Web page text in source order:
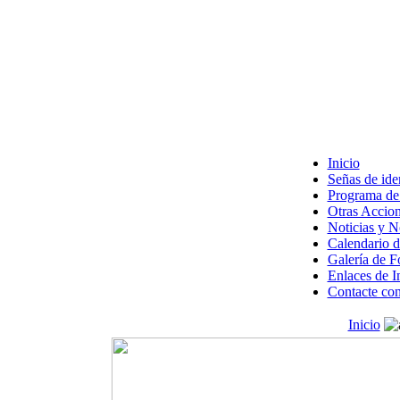
Inicio
Señas de
Programa
Otras
Noticias y
Calendario
Galería de
Enlaces de
Contacte
Inicio